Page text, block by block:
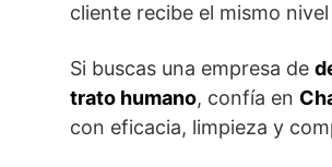
cliente recibe el mismo
Si buscas una empresa de
trato humano, confía en
con eficacia, limpieza y